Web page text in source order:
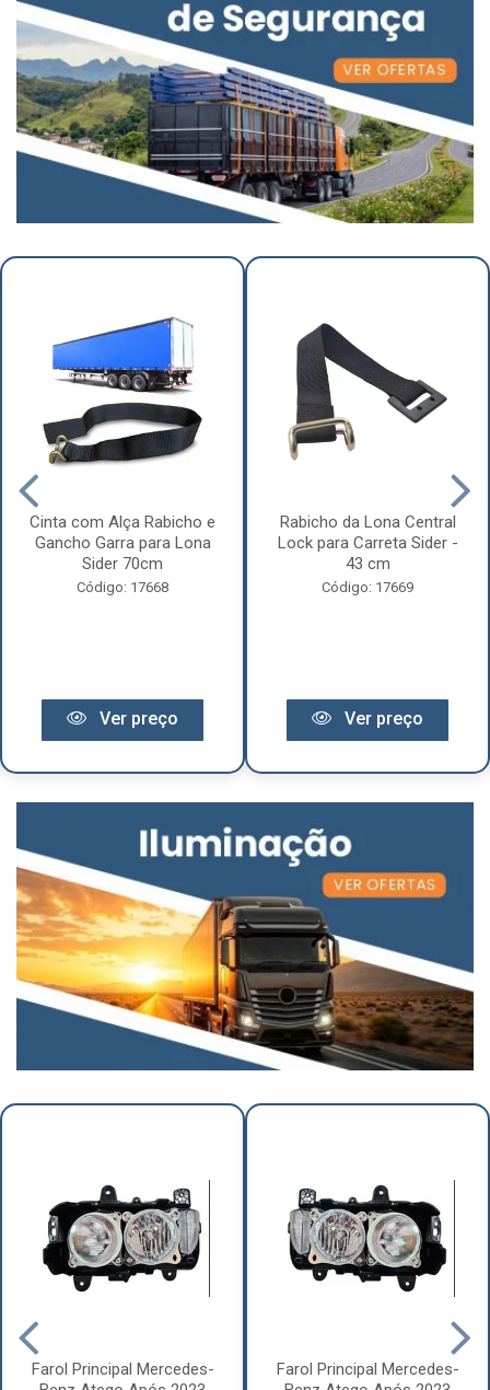
Cinta com Alça Rabicho e
Gancho Garra para Lona
Sider 70cm
Código: 17668
Ver preço
Rabicho da Lona Central
Lock para Carreta Sider -
43 cm
Código: 17669
Ver preço
Farol Principal Mercedes-
Farol Principal Mercedes-